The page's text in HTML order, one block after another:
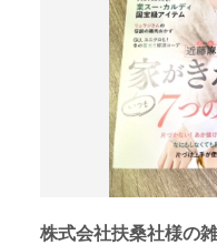
株式会社扶桑社様の